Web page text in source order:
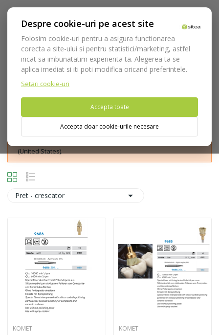
Despre cookie-uri pe acest site
Folosim cookie-uri pentru a asigura functionarea
corecta a site-ului si pentru statistici/marketing, astfel
incat sa imbunatatim experienta ta. Alegerea ta se
aplica imediat si iti poti modifica oricand preferintele.
Setari cookie-uri
Accepta toate
Accepta doar cookie-urile necesare
Periute compozit/ceramica
Acasa Consumabile Freze Polishers
Periute
(United States).
Pret - crescator 
KOMET
KOMET